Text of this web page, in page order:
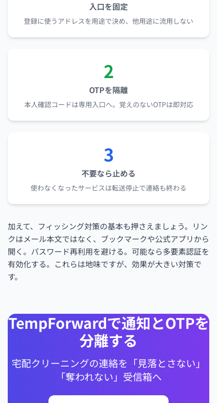
入口を固定
登録に使うアドレスを用途で決め、他用途に流用しない
2
OTPを隔離
本人確認コードは専用入口へ。覚えのないOTPは即対応
3
不要なら止める
使わなくなったサービスは転送停止で連絡も終わる
加えて、フィッシング対策の基本も押さえましょう。リン
クはメール本文ではなく、ブックマークや公式アプリから
開く。パスワード再利用を避ける。可能なら多要素認証を
有効化する。これらは地味ですが、効果が大きい対策で
す。
TempForwardで通知とOTPを
分離する
宅配クリーニングの連絡を「見落とさない」
「奪われない」受信箱へ